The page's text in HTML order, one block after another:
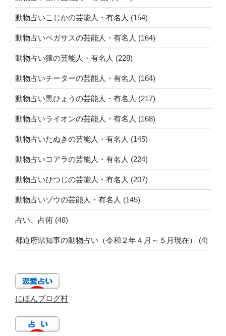
動物占いこじかの芸能人・有名人 (154)
動物占いペガサスの芸能人・有名人 (164)
動物占い猿の芸能人・有名人 (228)
動物占いチーターの芸能人・有名人 (164)
動物占い黒ひょうの芸能人・有名人 (217)
動物占いライオンの芸能人・有名人 (168)
動物占いたぬきの芸能人・有名人 (145)
動物占いコアラの芸能人・有名人 (224)
動物占いひつじの芸能人・有名人 (207)
動物占いゾウの芸能人・有名人 (145)
占い、占術 (48)
都道府県知事の動物占い（令和２年４月～５月現在） (4)
にほんブログ村